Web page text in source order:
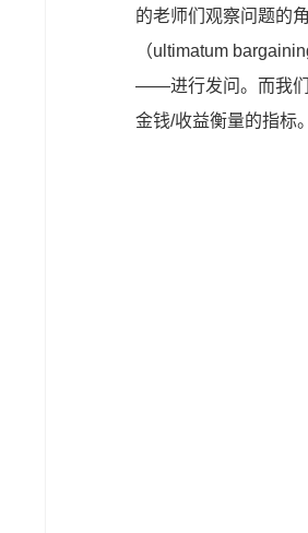
的老师们观察问题的
（ultimatum
——进行发问。而我们
金钱/收益衡量的指标